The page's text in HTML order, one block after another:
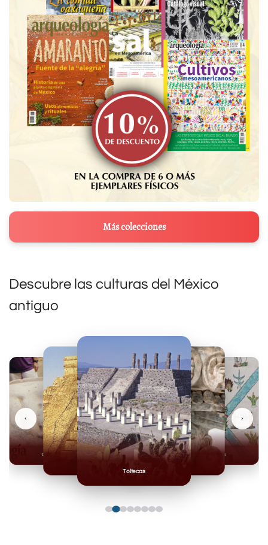
Más colecciones
Descubre las culturas del México
antiguo
Toltecas
Mexicas
Olmecas
‹ ›